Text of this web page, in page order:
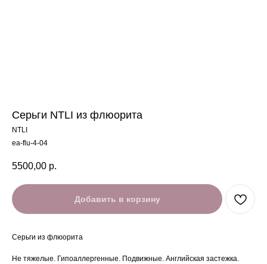
Серьги NTLI из флюорита
NTLI
ea-flu-4-04
5500,00 р.
Добавить в корзину
Серьги из флюорита
Не тяжелые. Гипоаллергенные. Подвижные. Английская застежка.